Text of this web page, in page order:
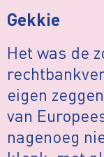
Gekkie
Het was de
eigen
van
nagenoeg